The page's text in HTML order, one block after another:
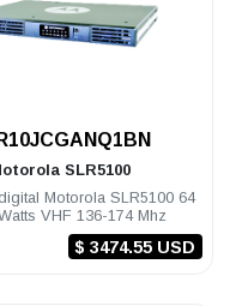
SLR5100
Motorola SLR5100 64
VHF 136-174 Mhz
$ 3474.55 USD